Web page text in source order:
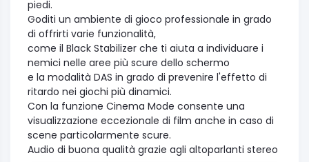
piedi.
Goditi un ambiente di gioco professionale in grado
di offrirti varie funzionalità,
come il Black Stabilizer che ti aiuta a individuare i
nemici nelle aree più scure dello schermo
e la modalità DAS in grado di prevenire l'effetto di
ritardo nei giochi più dinamici.
Con la funzione Cinema Mode consente una
visualizzazione eccezionale di film anche in caso di
scene particolarmente scure.
Audio di buona qualità grazie agli altoparlanti stereo